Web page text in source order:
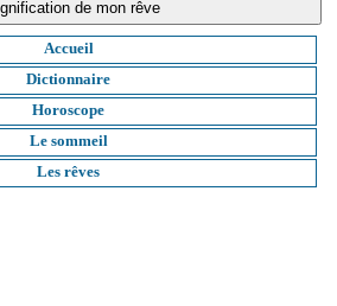
Accueil
Dictionnaire
Horoscope
Le sommeil
Les rêves